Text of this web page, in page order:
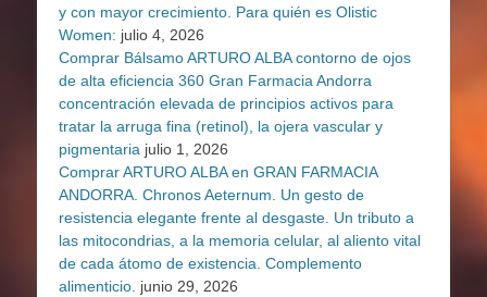
y con mayor crecimiento. Para quién es Olistic
Women: julio 4, 2026
Comprar Bálsamo ARTURO ALBA contorno de ojos
de alta eficiencia 360 Gran Farmacia Andorra
concentración elevada de principios activos para
tratar la arruga fina (retinol), la ojera vascular y
pigmentaria julio 1, 2026
Comprar ARTURO ALBA en GRAN FARMACIA
ANDORRA. Chronos Aeternum. Un gesto de
resistencia elegante frente al desgaste. Un tributo a
las mitocondrias, a la memoria celular, al aliento vital
de cada átomo de existencia. Complemento
alimenticio. junio 29, 2026